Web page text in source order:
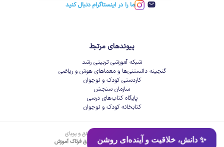
✨ دانش، خلاقیت و آینده‌ای روشن
ما را در اینستاگرام دنبال کنید
پیوندهای مرتبط
شبکه آموزشی تربیتی رشد
گنجینه دانستنی‌ها و معماهای هوش و ریاضی
کاردستی کودک و نوجوان
سازمان سنجش
پایگاه کتاب‌های درسی
کتابخانه کودک و نوجوان
توسعه داده شده توسط جوانان خلاق و پویای
شرکت دانش‌بنیان زیرساخت فناوری خلاق فرتاک آموزش